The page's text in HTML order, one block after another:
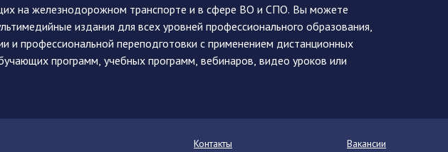
на железнодорожном транспорте и в сфере ВО и СПО. Вы можете
издания для всех уровней профессионального образования,
и профессиональной переподготовки с применением дистанционных
программ, учебных программ, вебинаров, видео уроков или
Контакты Вакансии